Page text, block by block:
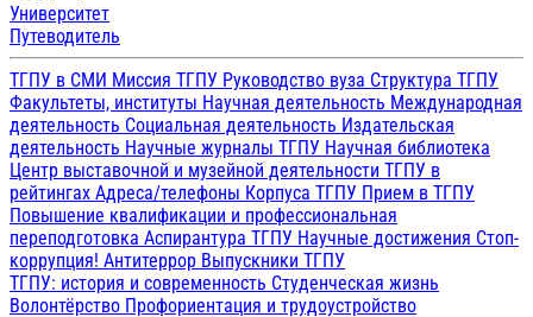
Университет
Путеводитель
ТГПУ в СМИ Миссия ТГПУ Руководство вуза Структура ТГПУ
Факультеты, институты Научная деятельность Международная
деятельность Социальная деятельность Издательская
деятельность Научные журналы ТГПУ Научная библиотека
Центр выставочной и музейной деятельности ТГПУ в
рейтингах Адреса/телефоны Корпуса ТГПУ Прием в ТГПУ
Повышение квалификации и профессиональная
переподготовка Аспирантура ТГПУ Научные достижения Стоп-
коррупция! Антитеррор Выпускники ТГПУ
ТГПУ: история и современность Студенческая жизнь
Волонтёрство Профориентация и трудоустройство